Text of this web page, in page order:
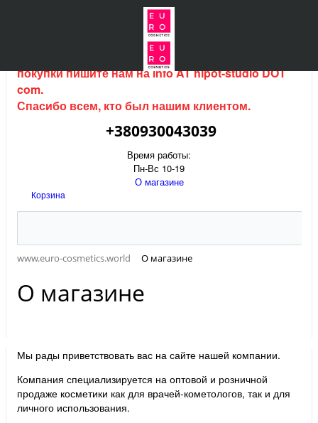
Интернет магазин (данный сайт) продается, для
покупки пишите нам наinfo AT hipot-studio DOT
com.
Спасибо всем, кто был нашим клиентом.
+380930043039
Время работы:
Пн-Вс 10-19
О магазине
Корзина
www.euro-cosmetics.world О магазине
О магазине
Мы рады приветствовать вас на сайте нашей компании.
Компания специализируется на оптовой и розничной
продаже косметики как для врачей-кометологов, так и для
личного использования.